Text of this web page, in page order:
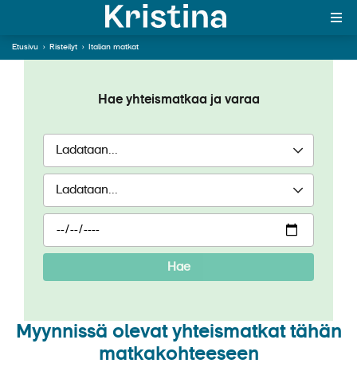
Äkkilähdöt
Suosikit
OTA YHTEYTTÄ
Kohteet
Matkakalenteri
Etusivu › Risteilyt › Italian matkat
Hae yhteismatkaa ja varaa
Hae
Myynnissä olevat yhteismatkat tähän
matkakohteeseen